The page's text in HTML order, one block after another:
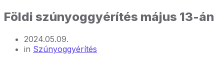
Földi szúnyoggyérítés május 13-án
2024.05.09.
in Szúnyoggyérítés